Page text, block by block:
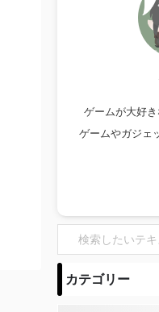
ゲームが大好き
ゲームやガジェ
カテゴリー